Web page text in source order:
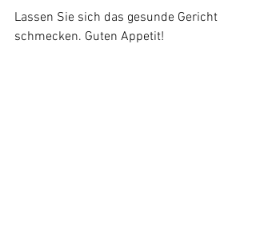
Lassen Sie sich das gesunde Gericht
schmecken. Guten Appetit!